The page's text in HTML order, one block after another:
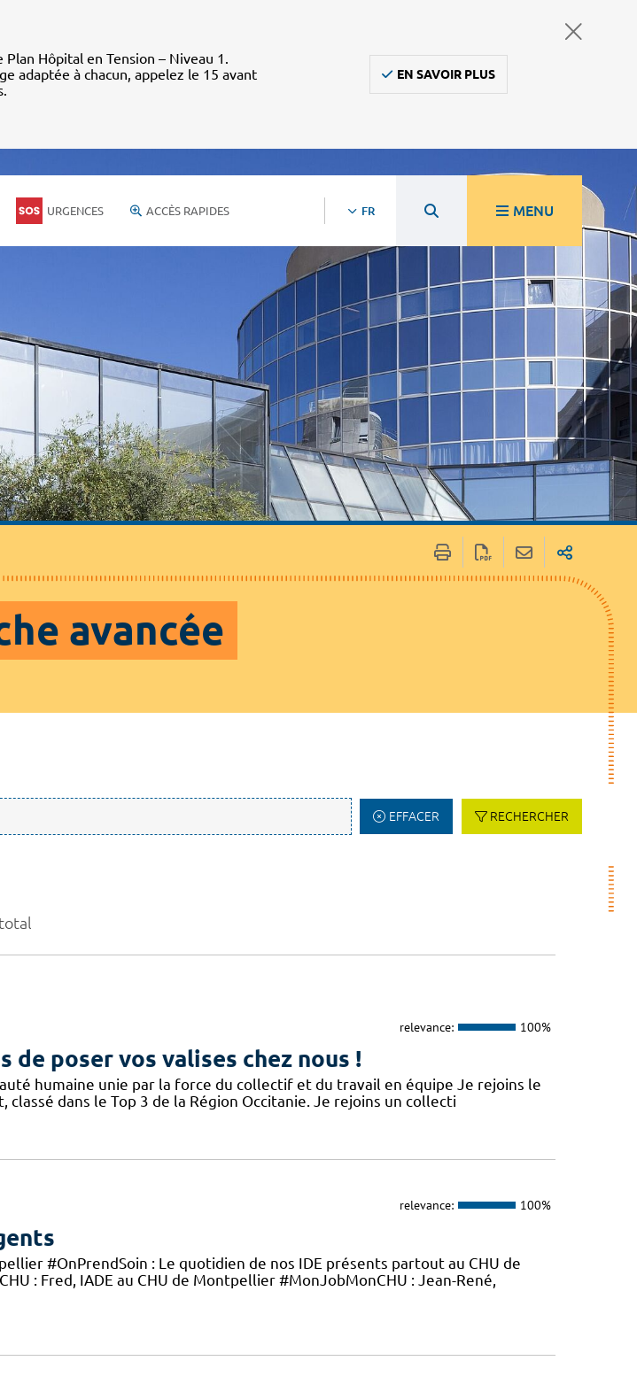
Hôpital en Tension – Niveau 1.
adaptée à chacun, appelez le 15 avant
EN SAVOIR PLUS
URGENCES ACCÈS RAPIDES FR MENU
avancée
EFFACER RECHERCHER
relevance: 100%
de poser vos valises chez nous !
humaine unie par la force du collectif et du travail en équipe Je rejoins le
classé dans le Top 3 de la Région Occitanie. Je rejoins un collecti
relevance: 100%
#OnPrendSoin : Le quotidien de nos IDE présents partout au CHU de
: Fred, IADE au CHU de Montpellier #MonJobMonCHU : Jean-René,